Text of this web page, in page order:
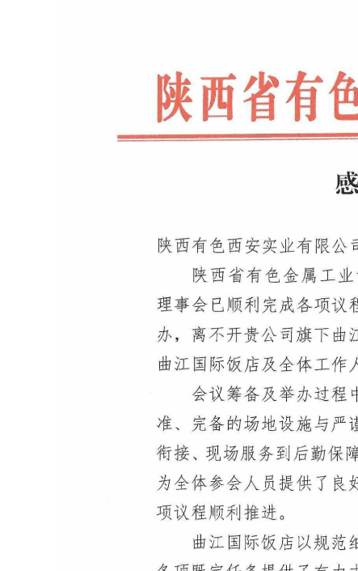
公司概况
公司简介
组织架构
信息公开
权属单位